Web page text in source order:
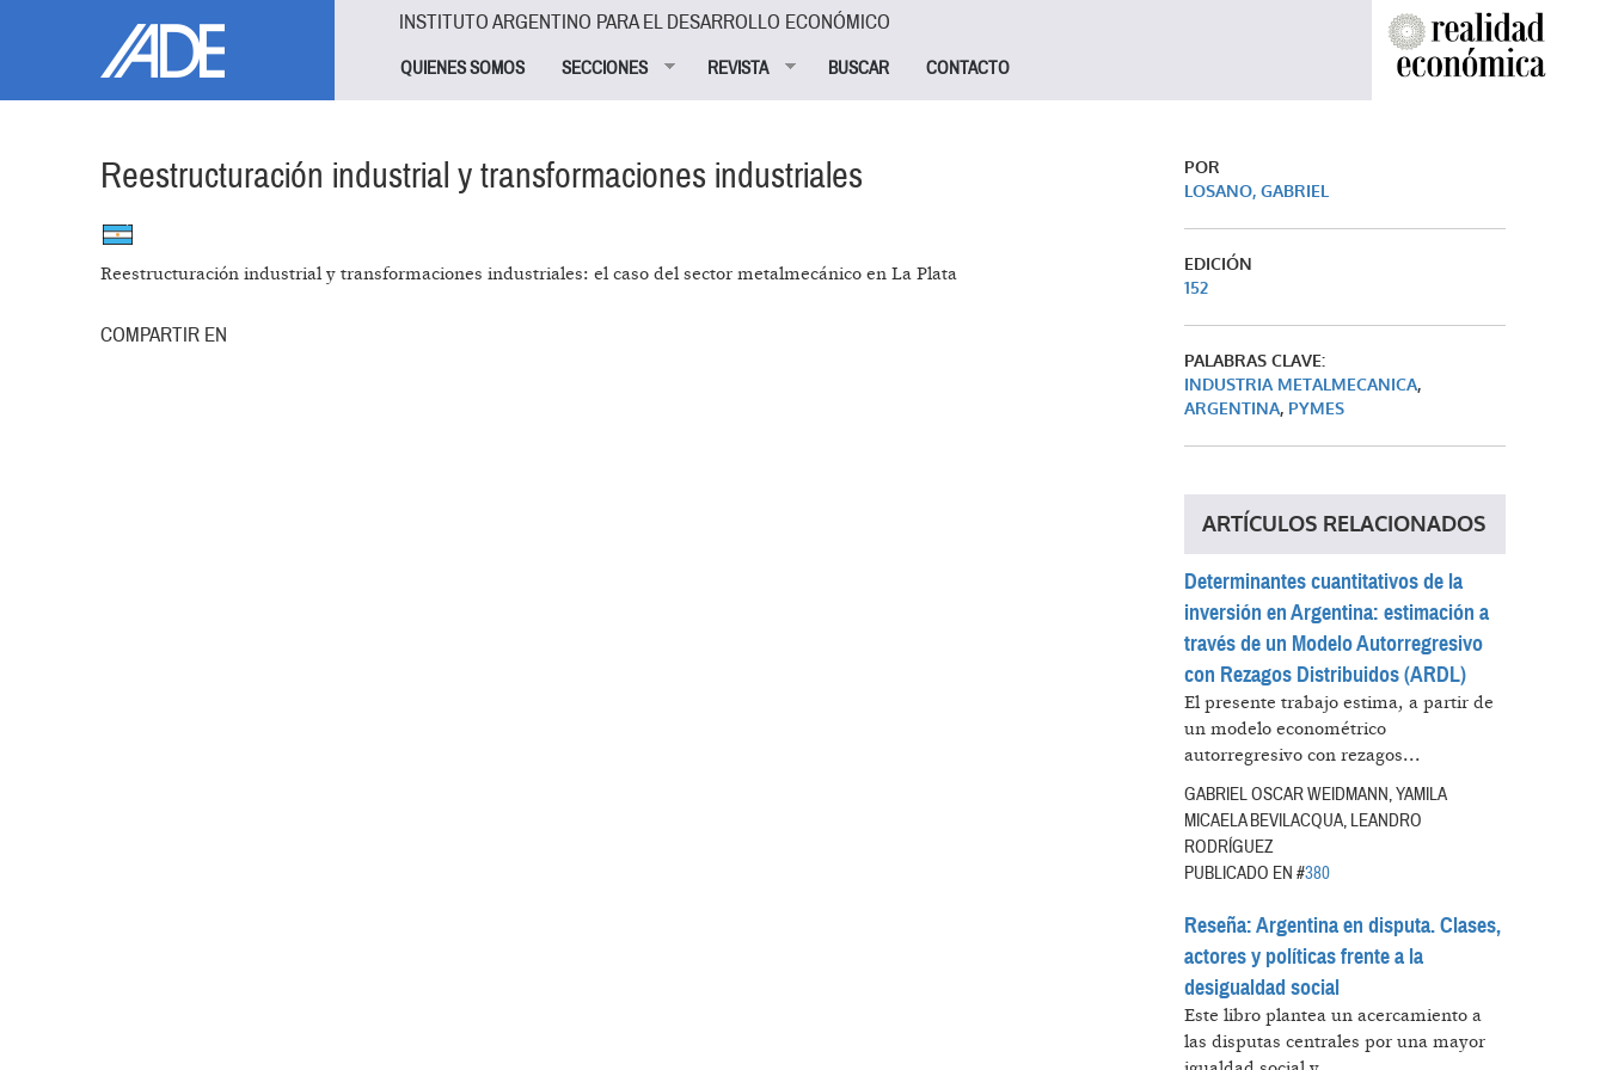
INSTITUTO ARGENTINO PARA EL DESARROLLO ECONÓMICO
QUIENES SOMOS SECCIONES REVISTA BUSCAR CONTACTO
Reestructuración industrial y transformaciones industriales
Reestructuración industrial y transformaciones industriales: el caso del sector metalmecánico en La Plata
COMPARTIR EN
POR
LOSANO, GABRIEL
EDICIÓN
152
PALABRAS CLAVE:
INDUSTRIA METALMECANICA,
ARGENTINA, PYMES
ARTÍCULOS RELACIONADOS
Determinantes cuantitativos de la
inversión en Argentina: estimación a
través de un Modelo Autorregresivo
con Rezagos Distribuidos (ARDL)
El presente trabajo estima, a partir de
un modelo econométrico
autorregresivo con rezagos...
GABRIEL OSCAR WEIDMANN, YAMILA
MICAELA BEVILACQUA, LEANDRO
RODRÍGUEZ
PUBLICADO EN #380
Reseña: Argentina en disputa. Clases,
actores y políticas frente a la
desigualdad social
Este libro plantea un acercamiento a
las disputas centrales por una mayor